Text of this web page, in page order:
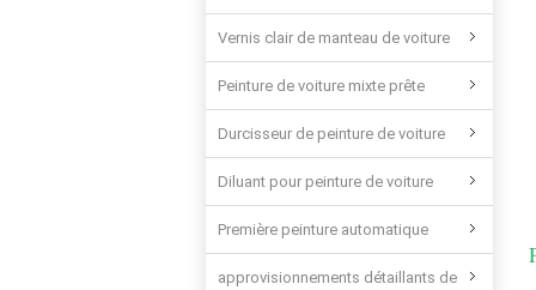
Vernis clair de manteau de voiture
Peinture de voiture mixte prête
Durcisseur de peinture de voiture
Diluant pour peinture de voiture
Première peinture automatique
approvisionnements détaillants de